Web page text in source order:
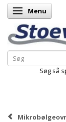
Skifte navigation
Menu
Søg så